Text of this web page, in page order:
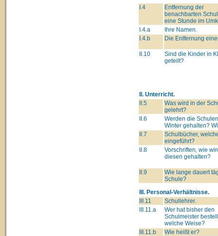
I.4
Entfernung der
benachbarten
eine Stunde im
I.4.a
Ihre Namen.
I.4.b
Die Entfernung
II.10
Sind die Kinder in
geteilt?
II. Unterricht.
II.5
Was wird in der
gelehrt?
II.6
Werden die
Winter gehalten?
II.7
Schulbücher,
eingeführt?
II.8
Vorschriften, wie
diesen gehalten?
II.9
Wie lange dauert
Schule?
III. Personal-Verhältnisse.
III.11
Schullehrer.
III.11.a
Wer hat bisher den
Schulmeister
welche Weise?
III.11.b
Wie heißt er?